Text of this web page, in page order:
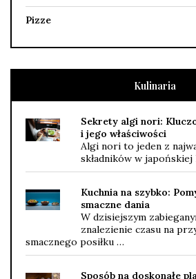
Pizze
Kulinaria
Sekrety algi nori:
i jego właściwości
Algi nori to jeden z
składników w
Kuchnia na szybko:
smaczne dania
W dzisiejszym
znalezienie czasu na
smacznego posiłku …
Sposób na doskonałe